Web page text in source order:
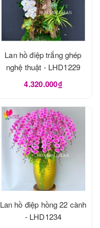
Lan hồ điệp trắng ghép
nghệ thuật - LHD1229
4.320.000₫
Lan hồ điệp hồng 22 cành
- LHD1234